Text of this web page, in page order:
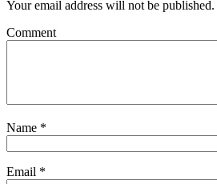
Your email address will not be published.
Comment
Name *
Email *